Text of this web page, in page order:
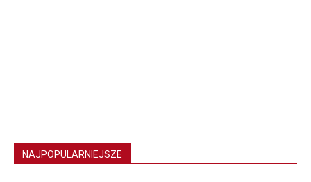
NAJPOPULARNIEJSZE